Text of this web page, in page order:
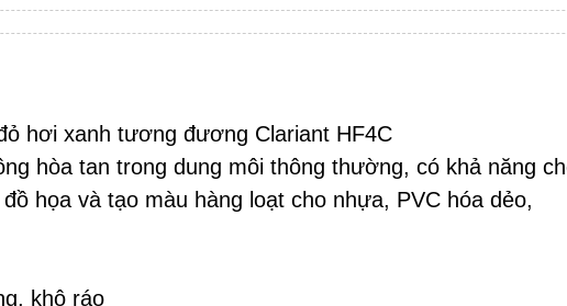
hơi xanh tương đương Clariant HF4C
hòa tan trong dung môi thông thường, có khả năng
họa và tạo màu hàng loạt cho nhựa, PVC hóa dẻo,
khô ráo